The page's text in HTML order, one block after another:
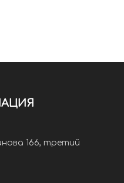
166, третий